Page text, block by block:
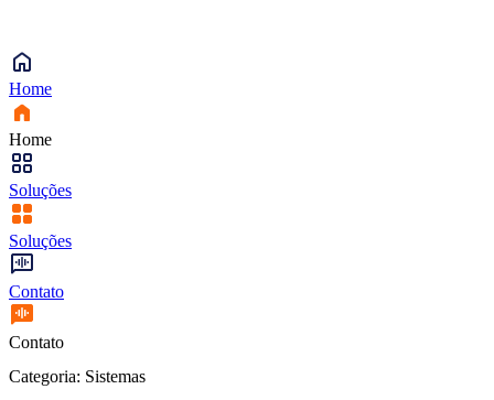
Home
Home
Soluções
Soluções
Contato
Contato
Categoria: Sistemas